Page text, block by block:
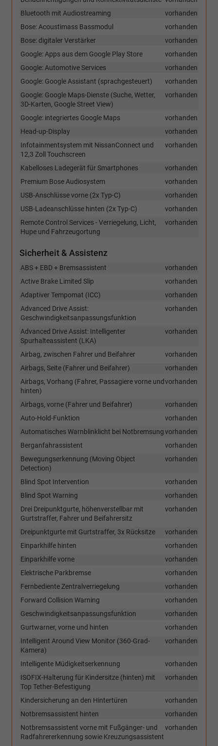
vorhanden
Bluetooth mit Audiostreaming
vorhanden
Bose: Acoustimass Bassmodul
vorhanden
Bose: digitaler Verstärker
vorhanden
Google: Apps aus dem Google Play Store
vorhanden
Google: Automotive Services
vorhanden
Google: Google Assistant (sprachgesteuert)
vorhanden
Google: Google Maps-Dienste (Suche, Wetter,
3D-Karten, Google Street View)
vorhanden
Google: integriertes Google Maps
vorhanden
Head-up-Display
vorhanden
Infotainmentsystem mit NissanConnect und
12,3 Zoll Touchscreen
vorhanden
Kabelloses Ladegerät für Smartphones
vorhanden
Premium Bose Audiosystem
vorhanden
USB-Anschlüsse vorne (2x Typ-C)
vorhanden
USB-Ladeanschlüsse hinten (2x Typ-C)
vorhanden
Remote Control Services - Verriegelung, Licht,
Hupe und Fahrzeugortung
Sicherheit & Assistenz
vorhanden
ABS + EBD + Bremsassistent
vorhanden
Active Brake Limited Slip
vorhanden
Adaptiver Tempomat (ICC)
vorhanden
Advanced Drive Assist:
Geschwindigkeitsanpassungsfunktion
vorhanden
Advanced Drive Assist: Intelligenter
Spurhalteassistent (LKA)
vorhanden
Airbag, zwischen Fahrer und Beifahrer
vorhanden
Airbags, Seite (Fahrer und Beifahrer)
vorhanden
Airbags, Vorhang (Fahrer, Passagiere vorne und
hinten)
vorhanden
Airbags, vorne (Fahrer und Beifahrer)
vorhanden
Auto-Hold-Funktion
vorhanden
Automatisches Warnblinklicht bei Notbremsung
vorhanden
Berganfahrassistent
vorhanden
Bewegungserkennung (Moving Object
Detection)
vorhanden
Blind Spot Intervention
vorhanden
Blind Spot Warning
vorhanden
Drei Dreipunktgurte, höhenverstellbar mit
Gurtstraffer, Fahrer und Beifahrersitz
vorhanden
Dreipunktgurte mit Gurtstraffer, 3x Rücksitze
vorhanden
Einparkhilfe hinten
vorhanden
Einparkhilfe vorne
vorhanden
Elektrische Parkbremse
vorhanden
Fernbediente Zentralverriegelung
vorhanden
Forward Collision Warning
vorhanden
Geschwindigkeitsanpassungsfunktion
vorhanden
Gurtwarner, vorne und hinten
vorhanden
Intelligent Around View Monitor (360-Grad-
Kamera)
vorhanden
Intelligente Müdigkeitserkennung
vorhanden
ISOFIX-Halterung für Kindersitze (hinten) mit
Top Tether-Befestigung
vorhanden
Kindersicherung an den Hintertüren
vorhanden
Notbremsassistent hinten
vorhanden
Notbremsassistent vorne mit Fußgänger- und
Radfahrererkennung sowie Kreuzungsassistent